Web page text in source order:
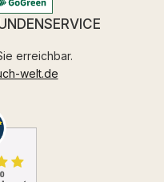
erreichbar.
welt.de